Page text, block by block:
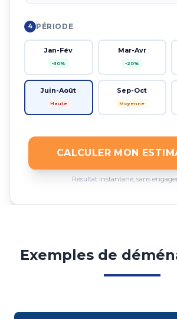
4 PÉRIODE
Jan-Fév
-30%
Mar-Avr
-20%
Juin-Août
Haute
Sep-Oct
Moyenne
CALCULER MON
Résultat instantané, sans
Exemples de